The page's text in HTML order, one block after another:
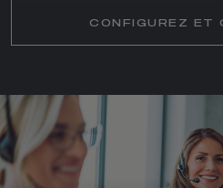
CONFIGUREZ ET